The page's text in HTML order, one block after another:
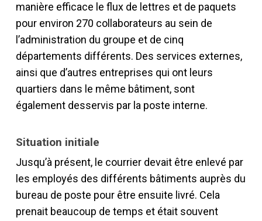
manière efficace le flux de lettres et de paquets
pour environ 270 collaborateurs au sein de
l’admini­stration du groupe et de cinq
départements différents. Des services externes,
ainsi que d’autres entreprises qui ont leurs
quartiers dans le même bâtiment, sont
également desservis par la poste interne.
Situation initiale
Jusqu’à présent, le courrier devait être enlevé par
les employés des différents bâtiments auprès du
bureau de poste pour être ensuite livré. Cela
prenait beaucoup de temps et était souvent